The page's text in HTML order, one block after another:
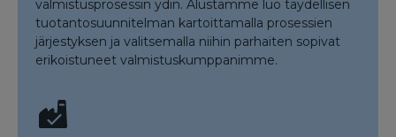
valmistusprosessin ydin. Alustamme luo täydellisen
tuotantosuunnitelman kartoittamalla prosessien
järjestyksen ja valitsemalla niihin parhaiten sopivat
erikoistuneet valmistuskumppanimme.